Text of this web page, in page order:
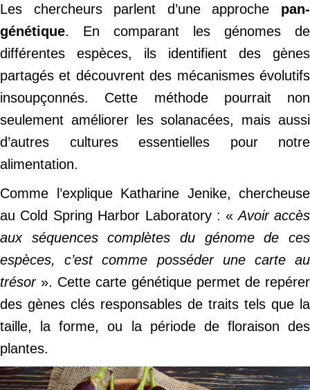
Les chercheurs parlent d’une approche pan-
génétique. En comparant les génomes de
différentes espèces, ils identifient des gènes
partagés et découvrent des mécanismes évolutifs
insoupçonnés. Cette méthode pourrait non
seulement améliorer les solanacées, mais aussi
d’autres cultures essentielles pour notre
alimentation.
Comme l’explique Katharine Jenike, chercheuse
au Cold Spring Harbor Laboratory : « Avoir accès
aux séquences complètes du génome de ces
espèces, c’est comme posséder une carte au
trésor». Cette carte génétique permet de repérer
des gènes clés responsables de traits tels que la
taille, la forme, ou la période de floraison des
plantes.